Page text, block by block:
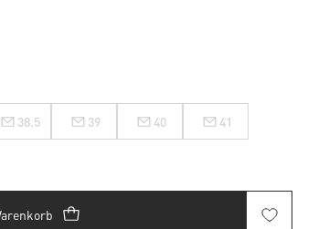
38.5 39 40 41